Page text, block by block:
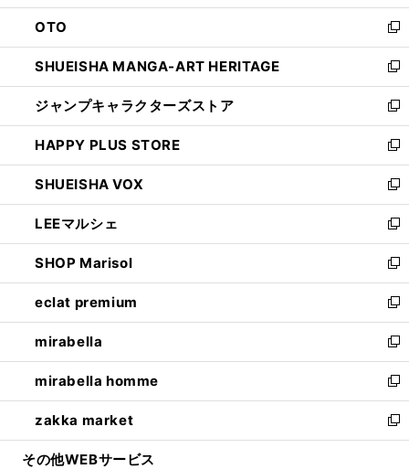
ウ
で
開
く
ン
ド
ウ
で
開
く
OTO
新
し
い
ウ
ィ
ン
ド
ウ
で
開
く
SHUEISHA MANGA-ART HERITAGE
新
し
い
ウ
ィ
ン
ド
ウ
で
開
く
ジャンプキャラクターズストア
新
し
い
ウ
ィ
ン
ド
ウ
で
開
く
HAPPY PLUS STORE
新
し
い
ウ
ィ
ン
ド
ウ
で
開
く
SHUEISHA VOX
新
し
い
ウ
ィ
ン
ド
ウ
で
開
く
LEEマルシェ
新
し
い
ウ
ィ
ン
ド
ウ
で
開
く
SHOP Marisol
新
し
い
ウ
ィ
ン
ド
ウ
で
開
eclat premium
新
し
い
ウ
ィ
ン
ド
ウ
mirabella
新
し
い
ウ
ィ
ン
mirabella homme
新
し
い
ウ
zakka market
新
し
その他WEBサービス